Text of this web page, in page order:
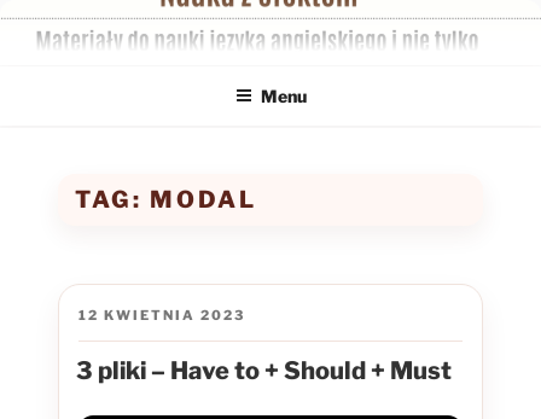
Przejdź
Menu
TAG: MODAL
OPUBLIKOWANE
12 KWIETNIA 2023
3 pliki – Have to + Should + Must